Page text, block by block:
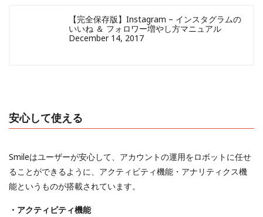
【完全保存版】Instagram – インスタグラムの
いいね ＆ フォロワー増やし方マニュアル
December 14, 2017
安心して使える
Smileはユーザーが安心して、アカウントの運用をロボットに任せ
ることができるように、アクティビティ機能・アナリティクス機
能というものが搭載されています。
・アクティビティ機能